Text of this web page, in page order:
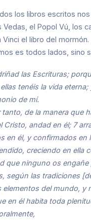
los libros escritos nos
Vedas, el Popol Vú, los
el libro del mormón.
es todos lados, sino
las Escrituras;
tenéis la vida eterna;
de mí.
tanto, de la manera que
Cristo, andad en él; 7
en él, y confirmados en
creciendo en ella
que ninguno os
según las tradiciones
elementos del mundo, y
en él habita toda